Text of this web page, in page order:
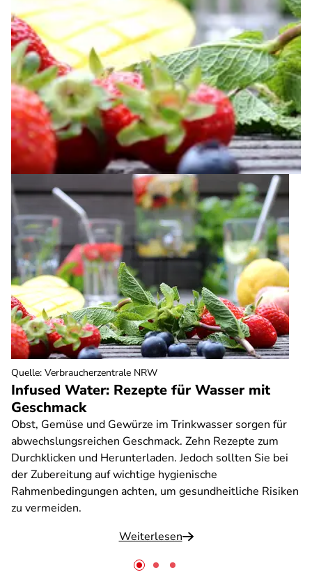
Infused Water: Rezepte für Wasser mit
Geschmack
Obst, Gemüse und Gewürze im Trinkwasser sorgen für
abwechslungsreichen Geschmack. Zehn Rezepte zum
Durchklicken und Herunterladen. Jedoch sollten Sie bei
der Zubereitung auf wichtige hygienische
Rahmenbedingungen achten, um gesundheitliche Risiken
zu vermeiden.
Weiterlesen
Quelle: Verbraucherzentrale NRW